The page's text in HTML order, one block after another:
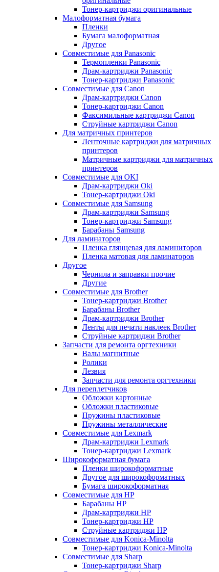
Тонер-картриджи оригинальные
Малоформатная бумага
Пленки
Бумага малоформатная
Другое
Совместимые для Panasonic
Термопленки Panasonic
Драм-картриджи Panasonic
Тонер-картриджи Panasonic
Совместимые для Canon
Драм-картриджи Canon
Тонер-картриджи Canon
Факсимильные картриджи Canon
Струйные картриджи Canon
Для матричных принтеров
Ленточные картриджи для матричных
принтеров
Матричные картриджи для матричных
принтеров
Совместимые для OKI
Драм-картриджи Oki
Тонер-картриджи Oki
Совместимые для Samsung
Драм-картриджи Samsung
Тонер-картриджи Samsung
Барабаны Samsung
Для ламинаторов
Пленка глянцевая для ламиниторов
Пленка матовая для ламинаторов
Другое
Чернила и заправки прочие
Другие
Совместимые для Brother
Тонер-картриджи Brother
Барабаны Brother
Драм-картриджи Brother
Ленты для печати наклеек Brother
Струйные картриджи Brother
Запчасти для ремонта оргтехники
Валы магнитные
Ролики
Лезвия
Запчасти для ремонта оргтехники
Для переплетчиков
Обложки картонные
Обложки пластиковые
Пружины пластиковые
Пружины металлические
Совместимые для Lexmark
Драм-картриджи Lexmark
Тонер-картриджи Lexmark
Широкоформатная бумага
Пленки широкоформатные
Другое для широкоформатных
Бумага широкоформатная
Совместимые для HP
Барабаны HP
Драм-картриджи HP
Тонер-картриджи HP
Струйные картриджи HP
Совместимые для Konica-Minolta
Тонер-картриджи Konica-Minolta
Совместимые для Sharp
Тонер-картриджи Sharp